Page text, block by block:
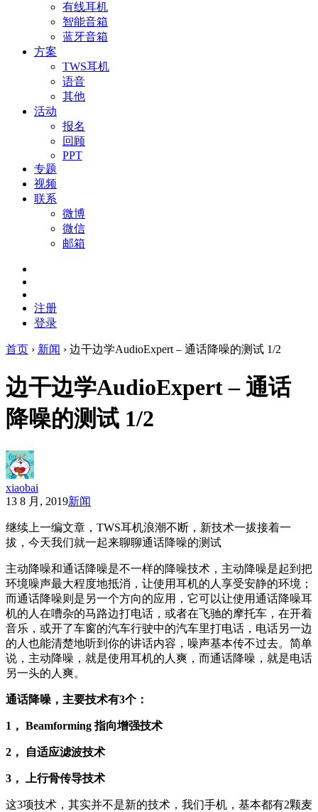
有线耳机
智能音箱
蓝牙音箱
方案
TWS耳机
语音
其他
活动
报名
回顾
PPT
专题
视频
联系
微博
微信
邮箱
注册
登录
首页 › 新闻 › 边干边学AudioExpert – 通话降噪的测试 1/2
边干边学AudioExpert – 通话
降噪的测试 1/2
xiaobai
13 8 月, 2019新闻
继续上一编文章，TWS耳机浪潮不断，新技术一拔接着一
拔，今天我们就一起来聊聊通话降噪的测试
主动降噪和通话降噪是不一样的降噪技术，主动降噪是起到把
环境噪声最大程度地抵消，让使用耳机的人享受安静的环境；
而通话降噪则是另一个方向的应用，它可以让使用通话降噪耳
机的人在嘈杂的马路边打电话，或者在飞驰的摩托车，在开着
音乐，或开了车窗的汽车行驶中的汽车里打电话，电话另一边
的人也能清楚地听到你的讲话内容，噪声基本传不过去。简单
说，主动降噪，就是使用耳机的人爽，而通话降噪，就是电话
另一头的人爽。
通话降噪，主要技术有3个：
1， Beamforming 指向增强技术
2， 自适应滤波技术
3， 上行骨传导技术
这3项技术，其实并不是新的技术，我们手机，基本都有2颗麦